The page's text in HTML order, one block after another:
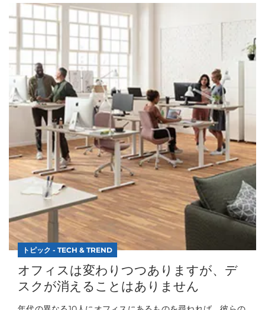
トピック - TECH & TREND
オフィスは変わりつつありますが、デ
スクが消えることはありません